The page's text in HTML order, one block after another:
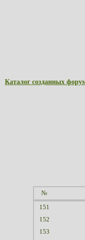
Каталог созданных
№
151
152
153